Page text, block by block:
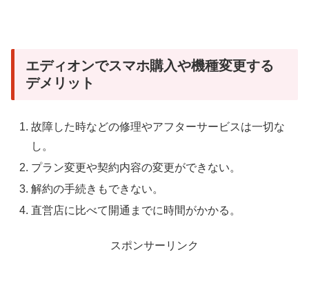
エディオンでスマホ購入や機種変更する
デメリット
故障した時などの修理やアフターサービスは一切な
し。
プラン変更や契約内容の変更ができない。
解約の手続きもできない。
直営店に比べて開通までに時間がかかる。
スポンサーリンク